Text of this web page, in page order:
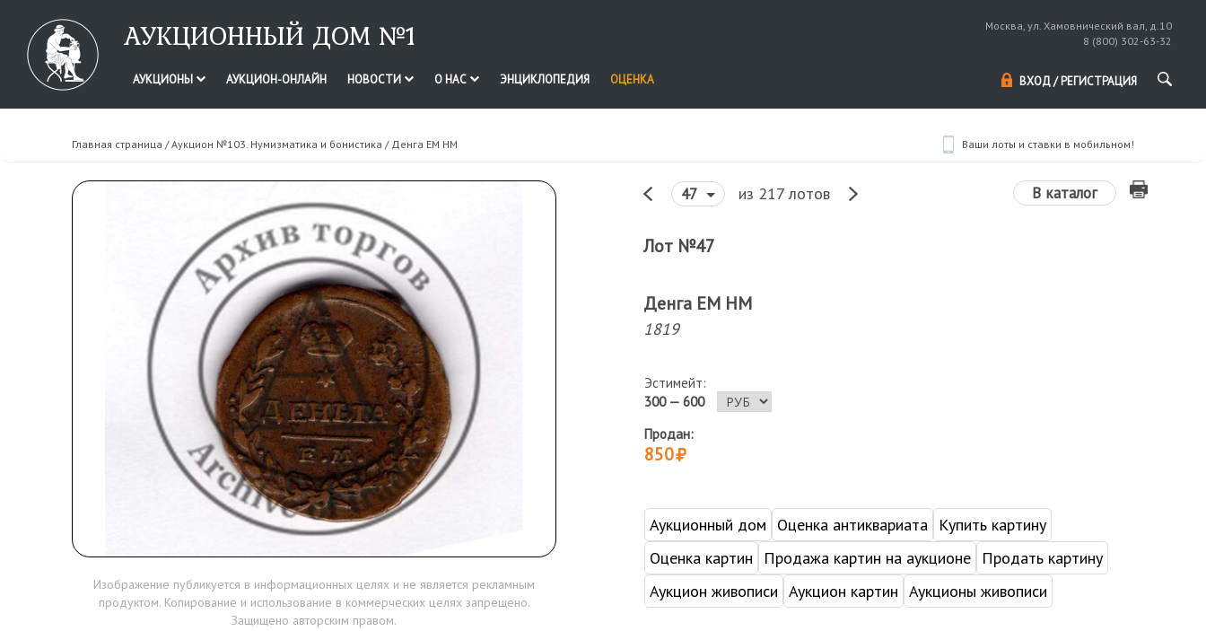
АУКЦИОННЫЙ ДОМ №1
Москва, ул. Хамовнический вал, д.10
8 (800) 302-63-32
АУКЦИОНЫ АУКЦИОН-ОНЛАЙН НОВОСТИ О НАС ЭНЦИКЛОПЕДИЯ ОЦЕНКА ВХОД / РЕГИСТРАЦИЯ
Главная страница /Аукцион №103. Нумизматика и бонистика / Денга ЕМ НМ Ваши лоты и ставки в мобильном!
Изображение публикуется в информационных целях и не является рекламным
продуктом. Копирование и использование в коммерческих целях запрещено.
Защищено авторским правом.
47 из 217 лотов В каталог
Лот №47
Денга ЕМ НМ
1819
Эстимейт:
300 — 600
Продан:
850
Аукционный дом Оценка антиквариата
Купить картину
Оценка картин
Продажа картин на аукционе
Продать картину
Аукцион живописи Аукцион картин Аукционы живописи